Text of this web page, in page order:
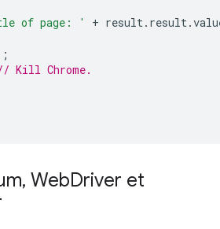
of page: ' + result. result.
Kill Chrome.
, WebDriver et